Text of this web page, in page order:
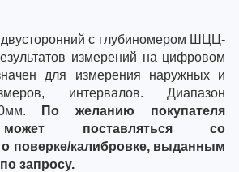
двусторонний с глубиномером ШЦЦ-
измерений на цифровом
для измерения наружных и
интервалов. Диапазон
По желанию покупателя
может поставляться со
поверке/калибровке, выданным
запросу.